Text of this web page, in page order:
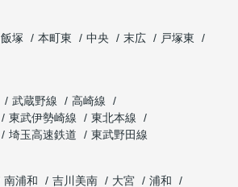
飯塚 本町東 中央 末広
戸塚東
武蔵野線
高崎線
東武伊勢崎線
東北本線
埼玉高速鉄道
東武野田線
南浦和 吉川美南 大宮
浦和